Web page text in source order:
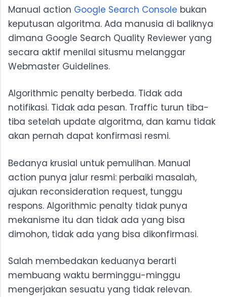
Manual action Google Search Console bukan
keputusan algoritma. Ada manusia di baliknya
dimana Google Search Quality Reviewer yang
secara aktif menilai situsmu melanggar
Webmaster Guidelines.
Algorithmic penalty berbeda. Tidak ada
notifikasi. Tidak ada pesan. Traffic turun tiba-
tiba setelah update algoritma, dan kamu tidak
akan pernah dapat konfirmasi resmi.
Bedanya krusial untuk pemulihan. Manual
action punya jalur resmi: perbaiki masalah,
ajukan reconsideration request, tunggu
respons. Algorithmic penalty tidak punya
mekanisme itu dan tidak ada yang bisa
dimohon, tidak ada yang bisa dikonfirmasi.
Salah membedakan keduanya berarti
membuang waktu berminggu-minggu
mengerjakan sesuatu yang tidak relevan.